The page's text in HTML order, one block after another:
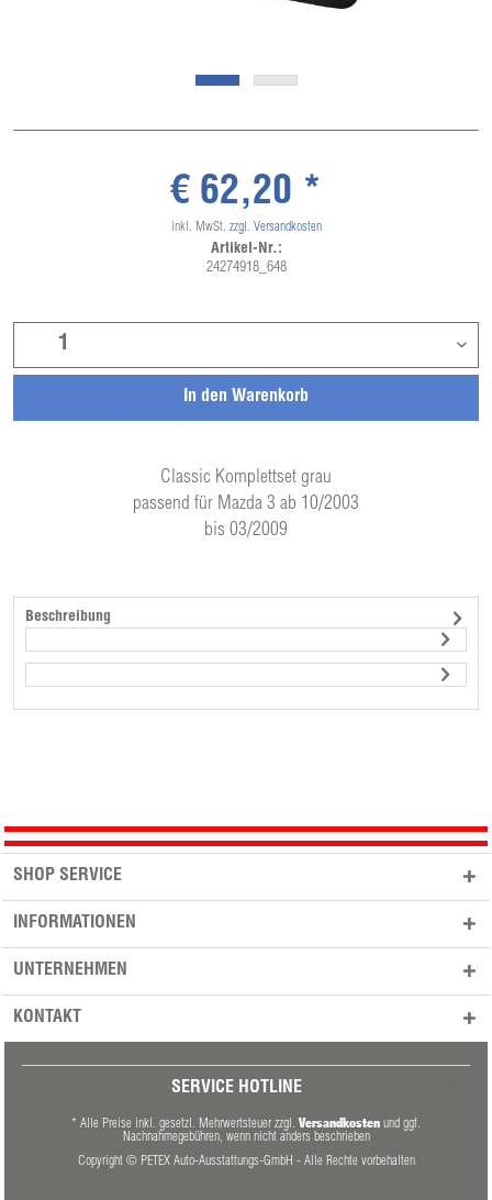
Classic Komplettset grau
passend für Mazda 3 ab 10/2003
bis 03/2009
In den Warenkorb
€ 62,20 *
inkl. MwSt. zzgl. Versandkosten
Artikel-Nr.:
24274918_648
Beschreibung
SHOP SERVICE
INFORMATIONEN
UNTERNEHMEN
KONTAKT
SERVICE HOTLINE
* Alle Preise inkl. gesetzl. Mehrwertsteuer zzgl. Versandkosten und ggf.
Nachnahmegebühren, wenn nicht anders beschrieben
Copyright © PETEX Auto-Ausstattungs-GmbH - Alle Rechte vorbehalten